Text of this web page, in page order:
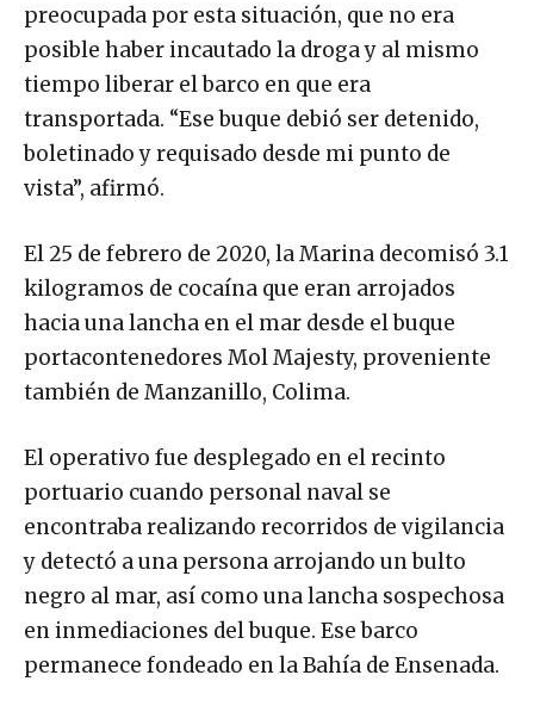
preocupada por esta situación, que no era
posible haber incautado la droga y al mismo
tiempo liberar el barco en que era
transportada. “Ese buque debió ser detenido,
boletinado y requisado desde mi punto de
vista”, afirmó.
El 25 de febrero de 2020, la Marina decomisó 3.1
kilogramos de cocaína que eran arrojados
hacia una lancha en el mar desde el buque
portacontenedores Mol Majesty, proveniente
también de Manzanillo, Colima.
El operativo fue desplegado en el recinto
portuario cuando personal naval se
encontraba realizando recorridos de vigilancia
y detectó a una persona arrojando un bulto
negro al mar, así como una lancha sospechosa
en inmediaciones del buque. Ese barco
permanece fondeado en la Bahía de Ensenada.